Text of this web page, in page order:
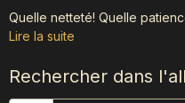
Quelle netteté! Quelle
Lire la suite
Rechercher dans